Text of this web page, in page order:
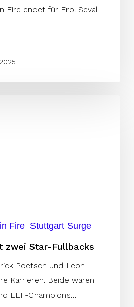
Fire endet für Erol Seval
Fire Stuttgart Surge
zwei Star-Fullbacks
Poetsch und Leon
Karrieren. Beide waren
ELF-Champions…